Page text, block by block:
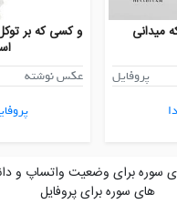
میدانی
پروفایل
و کسی که بر
عکس نوشته
برای وضعیت واتساپ و
های سوره برای پروفایل